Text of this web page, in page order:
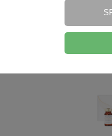
BEROE SENSE